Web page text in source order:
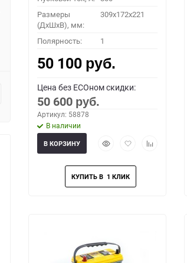
Размеры
(ДхШхВ), мм:
309x172x221
Полярность: 1
50 100 руб.
Цена без ECOном скидки:
50 600 руб.
Артикул: 58878
В наличии
БыстрыйДобавить
избранное
Добавить
В КОРЗИНУ